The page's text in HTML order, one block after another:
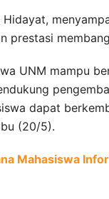
prestasi
UNM mampu
dapat
(20/5).
Mahasiswa